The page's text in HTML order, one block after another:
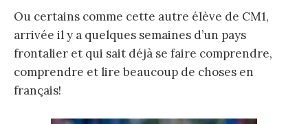
Ou certains comme cette autre élève de CM1,
arrivée il y a quelques semaines d’un pays
frontalier et qui sait déjà se faire comprendre,
comprendre et lire beaucoup de choses en
français!